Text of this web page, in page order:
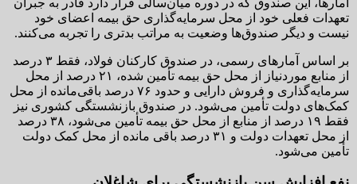
آمارها، این صندوق که در دوره میان‌سالی قرار دارد قادر به جبران
تعهدات فعلی خود از محل سرمایه‌گذاری حق بیمه اعضای خود
نیست و دیگر صندوق‌ها وضعیت به مراتب بدتری را تجربه می‌کنند.
بر اساس آمارهای رسمی، در صندوق کارکنان فولاد، فقط ۳ درصد
از منابع موردنیاز از محل حق بیمه تأمین شده، ۲۱ درصد از محل
سرمایه‌گذاری و فروش دارایی و حدود ۷۶ درصد باقی‌مانده از محل
کمک‌های دولت تأمین می‌شود. در صندوق بازنشستگی کشوری نیز
فقط ۱۹ درصد از منابع از محل حق بیمه تأمین می‌شود، ۳۸ درصد
از محل تعهدات دولت و ۳۱ درصد باقی مانده از محل کمک دولت
تأمین می‌شود.